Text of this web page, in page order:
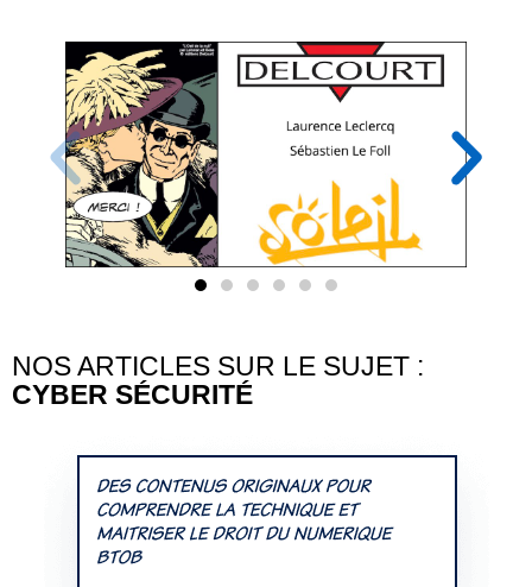
NOS ARTICLES SUR LE SUJET :
CYBER SÉCURITÉ